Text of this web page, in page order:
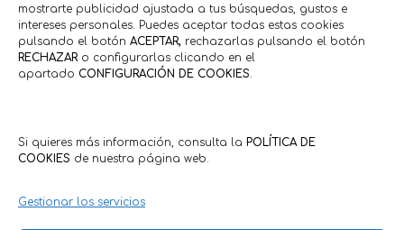
mostrarte publicidad ajustada a tus búsquedas, gustos e
intereses personales. Puedes aceptar todas estas cookies
pulsando el botón ACEPTAR, rechazarlas pulsando el botón
RECHAZARo configurarlas clicando en el
apartado CONFIGURACIÓN DE COOKIES.
Si quieres más información, consulta la POLÍTICA DE
COOKIES de nuestra página web.
Gestionar los servicios